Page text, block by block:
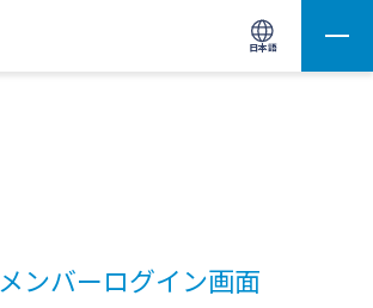
日本語
サイト内検索(Enterで実行)
ンバーログイン画面